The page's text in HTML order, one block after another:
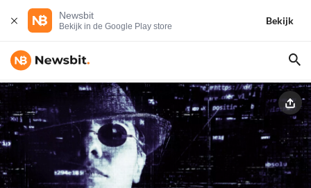
Newsbit
Bekijk in de Google Play store
Bekijk